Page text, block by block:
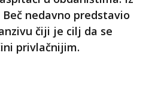
nedavno predstavio
čiji je cilj da se
privlačnijim.